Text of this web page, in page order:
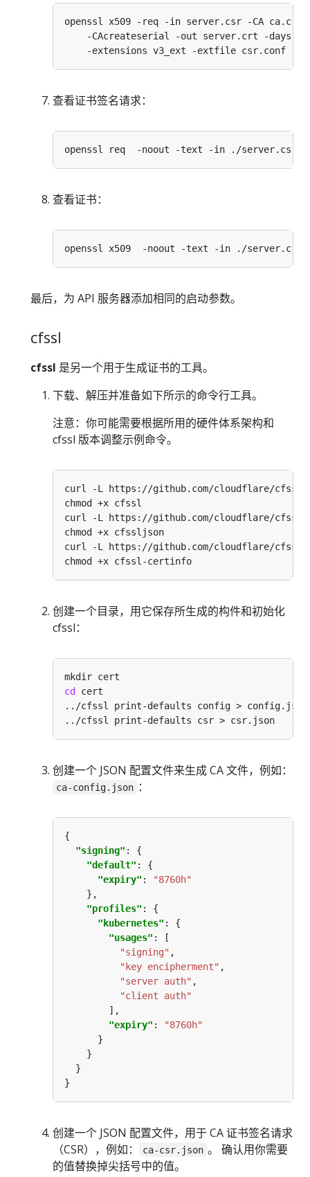
openssl x509 -req -in server.csr -CA ca.crt
    -CAcreateserial -out server.crt -days
查看证书签名请求：
查看证书：
最后，为 API 服务器添加相同的启动参数。
cfssl
cfssl 是另一个用于生成证书的工具。
下载、解压并准备如下所示的命令行工具。
注意：你可能需要根据所用的硬件体系架构和
cfssl 版本调整示例命令。
创建一个目录，用它保存所生成的构件和初始化
cfssl：
cd
创建一个 JSON 配置文件来生成 CA 文件，例如：
ca-config.json ：
"signing"
"default"
"expiry" :
"8760h"
"profiles"
"kubernetes"
"usages"
"signing"
"key encipherment"
"server auth"
"client auth"
"expiry" :
"8760h"
创建一个 JSON 配置文件，用于 CA 证书签名请求
（CSR），例如：
ca-csr.json 。 确认用你需要
的值替换掉尖括号中的值。